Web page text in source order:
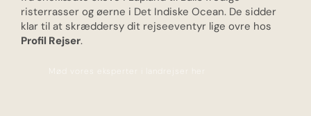
risterrasser og øerne i Det Indiske Ocean. De sidder
klar til at skræddersy dit rejseeventyr lige ovre hos
Profil Rejser.
Mød vores eksperter i landrejser her